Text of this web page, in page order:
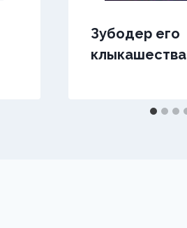
Зубодер его
клыкашества